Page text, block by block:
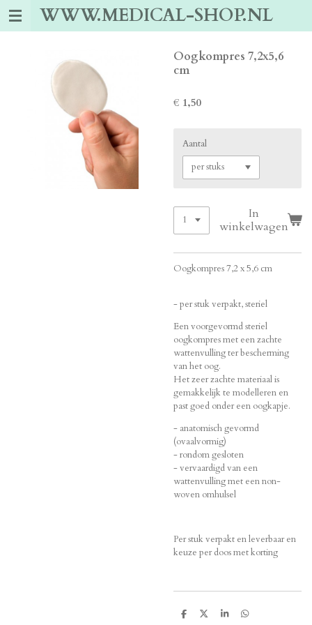
Ga
hoofdinhoud
WWW.MEDICAL-SHOP.NL
Oogkompres 7,2x5,6
cm
€ 1,50
Aantal
In
winkelwagen
Oogkompres 7,2 x 5,6 cm
- per stuk verpakt, steriel
Een voorgevormd steriel
oogkompres met een zachte
wattenvulling ter bescherming
van het oog.
Het zeer zachte materiaal is
gemakkelijk te modelleren en
past goed onder een oogkapje.
- anatomisch gevormd
(ovaalvormig)
- rondom gesloten
- vervaardigd van een
wattenvulling met een non-
woven omhulsel
Per stuk verpakt en leverbaar en
keuze per doos met korting
D
D
S
D